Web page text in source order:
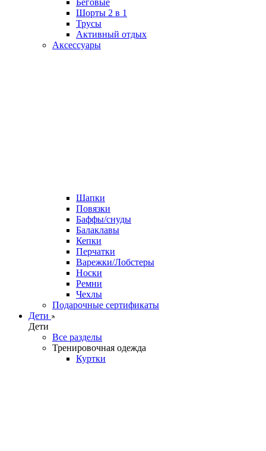
Беговые
Шорты 2 в 1
Трусы
Активный отдых
Аксессуары
Шапки
Повязки
Баффы/снуды
Балаклавы
Кепки
Перчатки
Варежки/Лобстеры
Носки
Ремни
Чехлы
Подарочные сертификаты
Дети
Дети
Все разделы
Тренировочная одежда
Куртки